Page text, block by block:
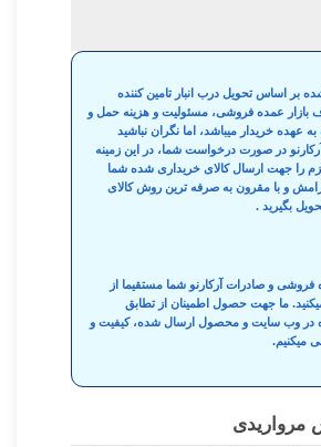
بر اساس تحویل درب انبار تامین کننده
بازار عمده فروشی، مسئولیت و هزینه حمل و
عهده خریدار میباشد، اما نگران نباشید
در صورت درخواست شما، در این زمینه
را جهت ارسال کالای خریداری شده شما
آرامش و با مقرون به صرفه ترین روش کالای
بگیرید .
فروشی و صادرات آرکارنو شما مستقیما از
ما جهت حصول اطمینان از تطابق
در وب سایت و محصول ارسال شده، کیفیت و
میکنیم.
مرواریدی